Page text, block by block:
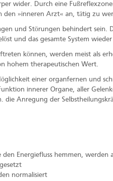
wider. Durch eine
den »inneren Arzt« an, tätig zu
und Störungen behindert sein.
und das gesamte System
können, werden meist als
hohem therapeutischen Wert.
einer organfernen und
innerer Organe, aller
die Anregung der
Energiefluss hemmen, werden
normalisiert